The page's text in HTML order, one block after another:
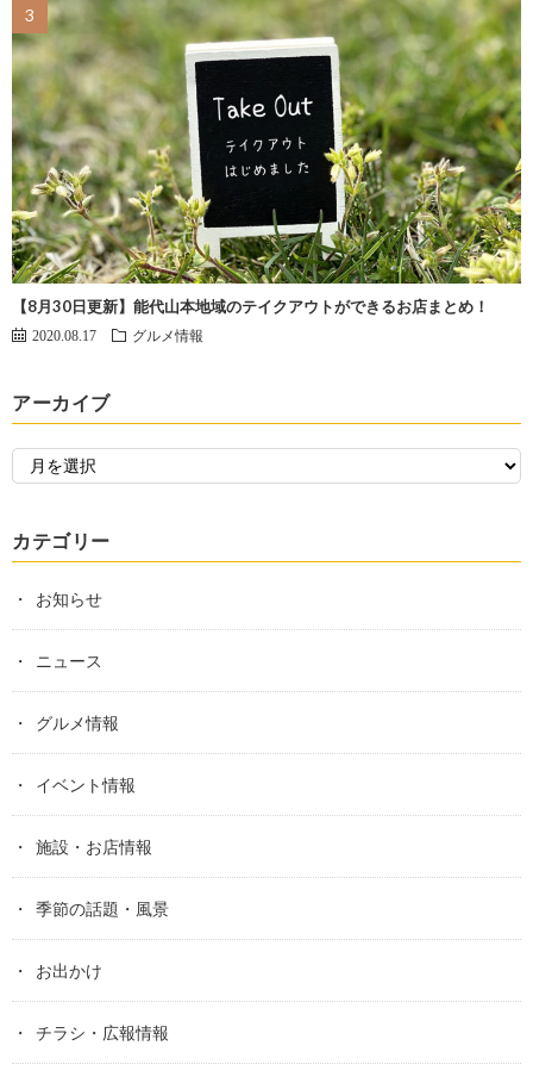
【8月30日更新】能代山本地域のテイクアウトができるお店まとめ！
2020.08.17 グルメ情報
アーカイブ
カテゴリー
お知らせ
ニュース
グルメ情報
イベント情報
施設・お店情報
季節の話題・風景
お出かけ
チラシ・広報情報